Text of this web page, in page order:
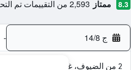
8.3 ممتاز 2,593 من التقييمات تم التحقق منها
ج 14/8 -
2 من الضيوف، غرفة واحدة